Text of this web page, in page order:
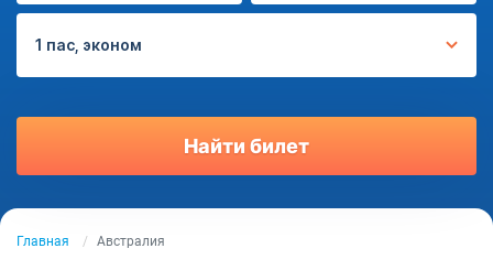
1 пас, эконом
Найти билет
Главная Австралия